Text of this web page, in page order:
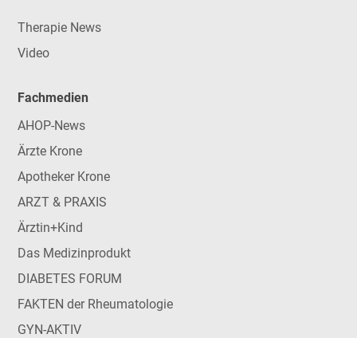
Therapie News
Video
Fachmedien
AHOP-News
Ärzte Krone
Apotheker Krone
ARZT & PRAXIS
Ärztin+Kind
Das Medizinprodukt
DIABETES FORUM
FAKTEN der Rheumatologie
GYN-AKTIV